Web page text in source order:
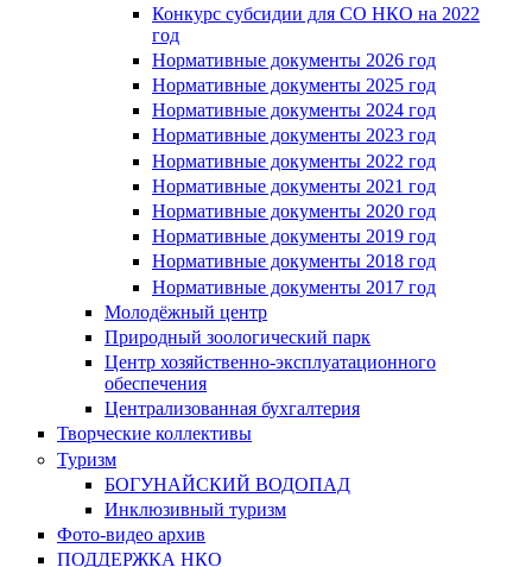
Конкурс субсидии для СО НКО на 2022
год
Нормативные документы 2026 год
Нормативные документы 2025 год
Нормативные документы 2024 год
Нормативные документы 2023 год
Нормативные документы 2022 год
Нормативные документы 2021 год
Нормативные документы 2020 год
Нормативные документы 2019 год
Нормативные документы 2018 год
Нормативные документы 2017 год
Молодёжный центр
Природный зоологический парк
Центр хозяйственно-эксплуатационного
обеспечения
Централизованная бухгалтерия
Творческие коллективы
Туризм
БОГУНАЙСКИЙ ВОДОПАД
Инклюзивный туризм
Фото-видео архив
ПОДДЕРЖКА НКО